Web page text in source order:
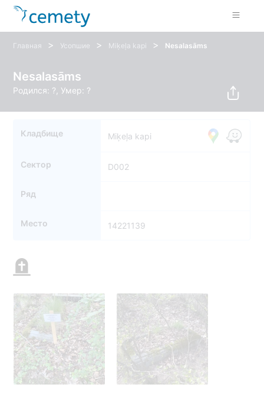
Главная > Усопшие > Miķeļa kapi > Nesalasāms
Nesalasāms
Родился: ?, Умер: ?
Кладбище Miķeļa kapi
Сектор D002
Ряд
Место 14221139